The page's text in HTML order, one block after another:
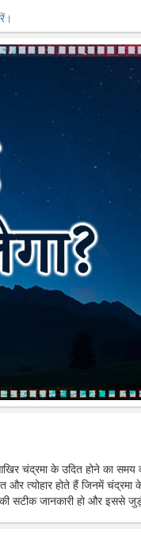
चंद्रमा के उदित होने का समय
त्योहार होते हैं जिनमें चंद्रमा
जानकारी हो और इससे